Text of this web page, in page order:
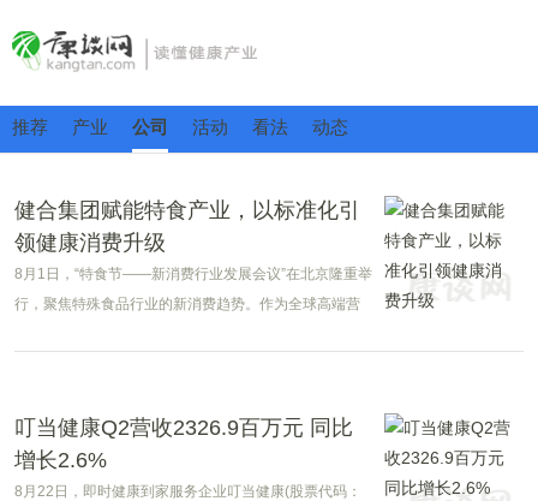
推荐 产业 公司 活动 看法 动态
健合集团赋能特食产业，以标准化引
领健康消费升级
8月1日，“特食节——新消费行业发展会议”在北京隆重举
行，聚焦特殊食品行业的新消费趋势。作为全球高端营
叮当健康Q2营收2326.9百万元 同比
增长2.6%
8月22日，即时健康到家服务企业叮当健康(股票代码：